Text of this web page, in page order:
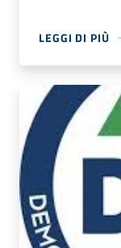
LEGGI DI PIÙ